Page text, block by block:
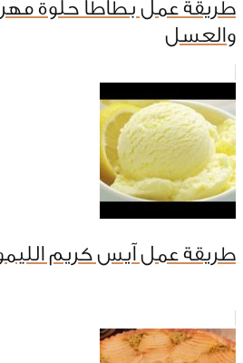
طريقة عمل بطاطا حلوة
والعسل
طريقة عمل آيس كريم